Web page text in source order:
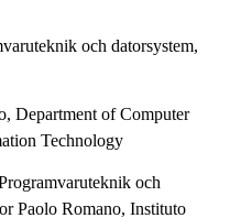
och datorsystem,
Department of Computer
Technology
och
Paolo Romano, Instituto